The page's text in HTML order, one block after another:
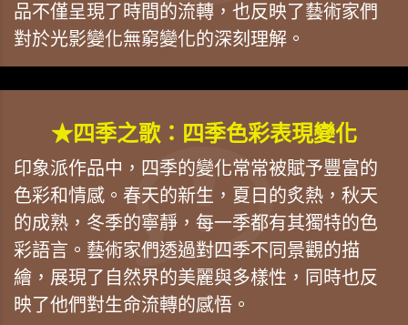
品不僅呈現了時間的流轉，也反映了藝術家們
對於光影變化無窮變化的深刻理解。
★四季之歌：四季色彩表現變化
印象派作品中，四季的變化常常被賦予豐富的
色彩和情感。春天的新生，夏日的炙熱，秋天
的成熟，冬季的寧靜，每一季都有其獨特的色
彩語言。藝術家們透過對四季不同景觀的描
繪，展現了自然界的美麗與多樣性，同時也反
映了他們對生命流轉的感悟。